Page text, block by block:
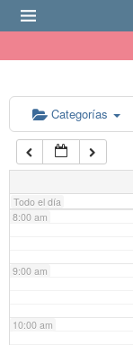
Categorías
Todo el día
6:00 am
7:00 am
8:00 am
9:00 am
10:00 am